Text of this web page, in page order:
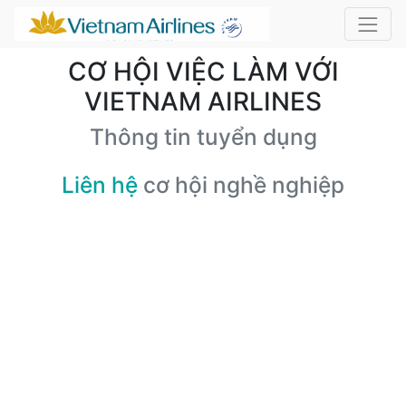
CƠ HỘI VIỆC LÀM VỚI
VIETNAM AIRLINES
Thông tin tuyển dụng
Liên hệ cơ hội nghề nghiệp